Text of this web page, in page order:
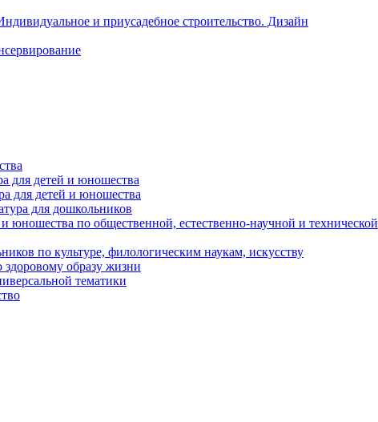
и приусадебное строительство. Дизайн
для детей и юношества
для детей и юношества
для дошкольников
и юношества по общественной, естественно-научной и технической
по культуре, филологическим наукам, искусству
образу жизни
тематики